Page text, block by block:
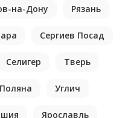
на-Дону Рязань
Сергиев Посад
Селигер Тверь
Углич
Ярославль